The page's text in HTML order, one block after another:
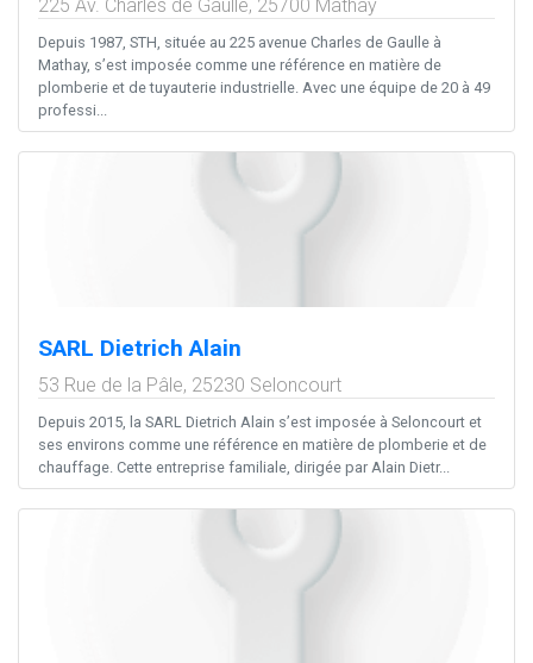
225 Av. Charles de Gaulle, 25700 Mathay
Depuis 1987, STH, située au 225 avenue Charles de Gaulle à
Mathay, s’est imposée comme une référence en matière de
plomberie et de tuyauterie industrielle. Avec une équipe de 20 à 49
professi...
SARL Dietrich Alain
53 Rue de la Pâle, 25230 Seloncourt
Depuis 2015, la SARL Dietrich Alain s’est imposée à Seloncourt et
ses environs comme une référence en matière de plomberie et de
chauffage. Cette entreprise familiale, dirigée par Alain Dietr...